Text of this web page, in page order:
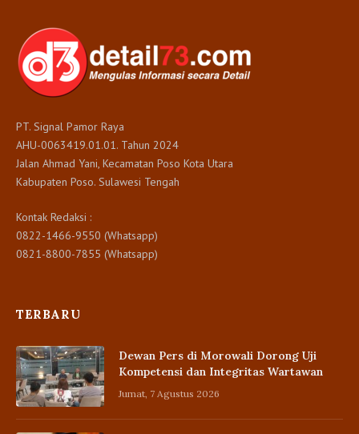
PT. Signal Pamor Raya
AHU-0063419.01.01. Tahun 2024
Jalan Ahmad Yani, Kecamatan Poso Kota Utara
Kabupaten Poso. Sulawesi Tengah
Kontak Redaksi :
0822-1466-9550 (Whatsapp)
0821-8800-7855 (Whatsapp)
TERBARU
Dewan Pers di Morowali Dorong Uji
Kompetensi dan Integritas Wartawan
Jumat, 7 Agustus 2026